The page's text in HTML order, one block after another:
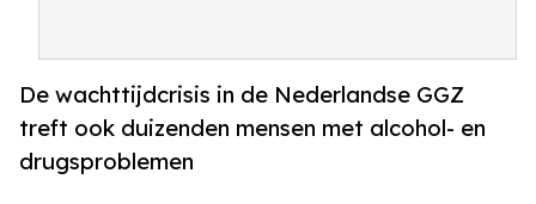
De wachttijdcrisis in de Nederlandse GGZ
treft ook duizenden mensen met alcohol- en
drugsproblemen